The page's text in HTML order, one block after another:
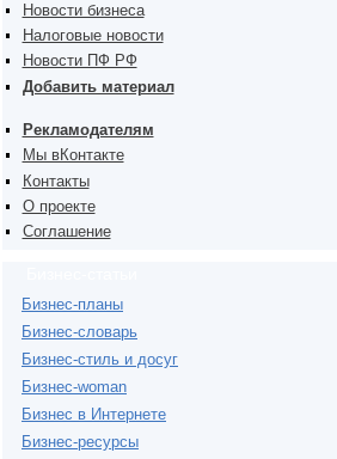
Новости бизнеса
Налоговые новости
Новости ПФ РФ
Добавить материал
Рекламодателям
Мы вКонтакте
Контакты
О проекте
Соглашение
Бизнес-планы
Бизнес-словарь
Бизнес-стиль и досуг
Бизнес-woman
Бизнес в Интернете
Бизнес-ресурсы